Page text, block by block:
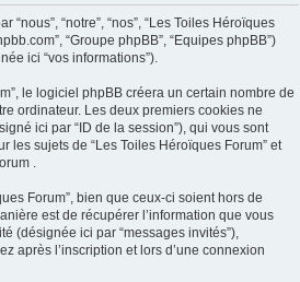
“notre”, “nos”, “Les Toiles Héroïques
“Groupe phpBB”, “Equipes phpBB”)
ici “vos informations”).
le logiciel phpBB créera un certain nombre de
ordinateur. Les deux premiers cookies ne
ici par “ID de la session”), qui vous sont
sujets de “Les Toiles Héroïques Forum” et
.
Forum”, bien que ceux-ci soient hors de
est de récupérer l’information que vous
(désignée ici par “messages invités”),
après l’inscription et lors d’une connexion